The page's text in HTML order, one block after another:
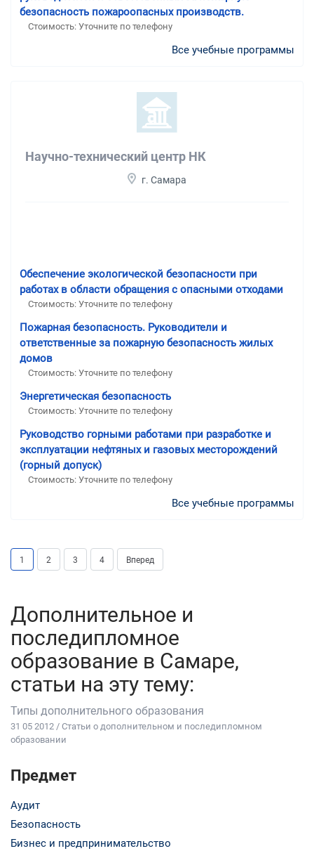
безопасность пожароопасных производств.
Стоимость: Уточните по телефону
Все учебные программы
Научно-технический центр НК
г. Самара
Обеспечение экологической безопасности при
работах в области обращения с опасными отходами
Стоимость: Уточните по телефону
Пожарная безопасность. Руководители и
ответственные за пожарную безопасность жилых
домов
Стоимость: Уточните по телефону
Энергетическая безопасность
Стоимость: Уточните по телефону
Руководство горными работами при разработке и
эксплуатации нефтяных и газовых месторождений
(горный допуск)
Стоимость: Уточните по телефону
Все учебные программы
1 2 3 4 Вперед
Дополнительное и
последипломное
образование в Самаре,
статьи на эту тему:
Типы дополнительного образования
31 05 2012 / Статьи о дополнительном и последипломном
образовании
Предмет
Аудит
Безопасность
Бизнес и предпринимательство